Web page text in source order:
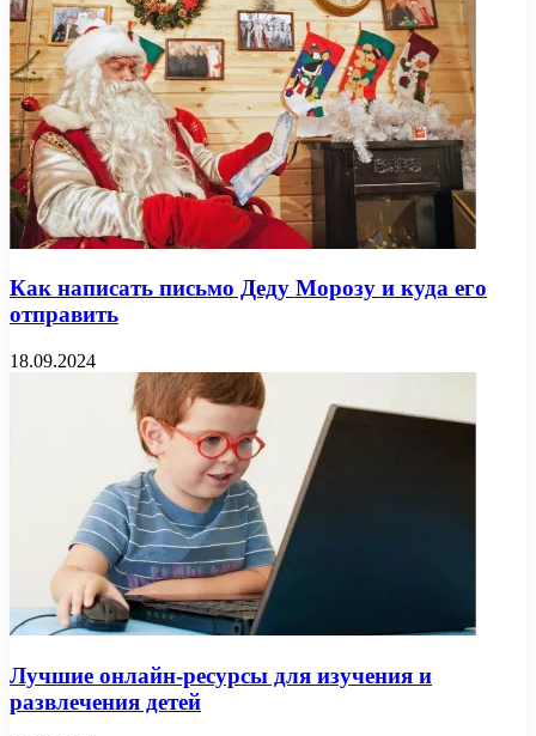
Как написать письмо Деду Морозу и куда его
отправить
18.09.2024
Лучшие онлайн-ресурсы для изучения и
развлечения детей